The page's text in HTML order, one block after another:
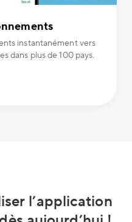
instantanément vers
dans plus de 100 pays.
l’application